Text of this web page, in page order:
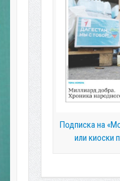
Подписка на
или киоски